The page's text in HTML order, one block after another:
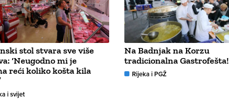
stol stvara sve više
‘Neugodno mi je
reći koliko košta kila
i svijet
Na Badnjak na Korzu
tradicionalna Gastrofešta!
Rijeka i PGŽ